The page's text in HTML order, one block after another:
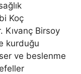
Koç
Kıvanç Birsoy
kurduğu
ve beslenme